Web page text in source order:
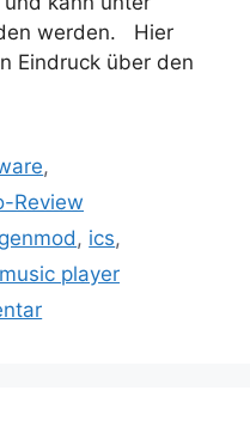
werden. Hier
Eindruck über den
,
Review
, ics,
music player